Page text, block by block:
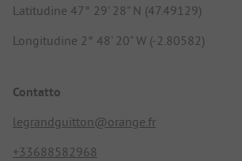
Latitudine 47° 29' 28" N (47.49129)
Longitudine 2° 48' 20" W (-2.80582)
Contatto
legrandguitton@orange.fr
+33688582968